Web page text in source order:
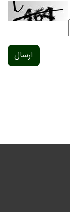
ارسال